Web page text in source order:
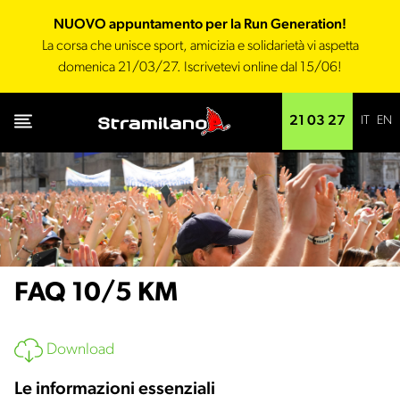
NUOVO appuntamento per la Run Generation!
La corsa che unisce sport, amicizia e solidarietà vi aspetta
domenica 21/03/27. Iscrivetevi online dal 15/06!
21 03 27 EN
FAQ 10/5 KM
Download
Le informazioni essenziali